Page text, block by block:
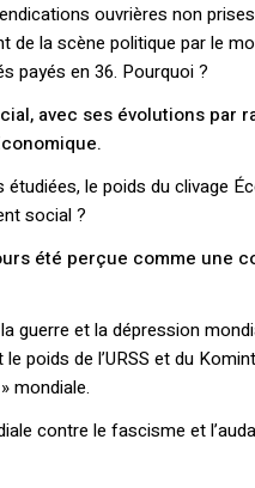
ouvrières non
de la scène politique par le
payés en 36. Pourquoi ?
avec ses évolutions par
le poids du clivage
social ?
été perçue comme une
guerre et la dépression
poids de l’URSS et du
mondiale.
contre le fascisme et